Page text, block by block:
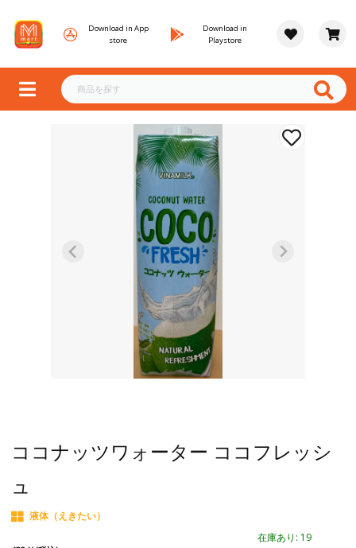
Download in App
store
Download in
Playstore
ココナッツワォーター ココフレッシ
ュ
液体（えきたい）
在庫あり: 19